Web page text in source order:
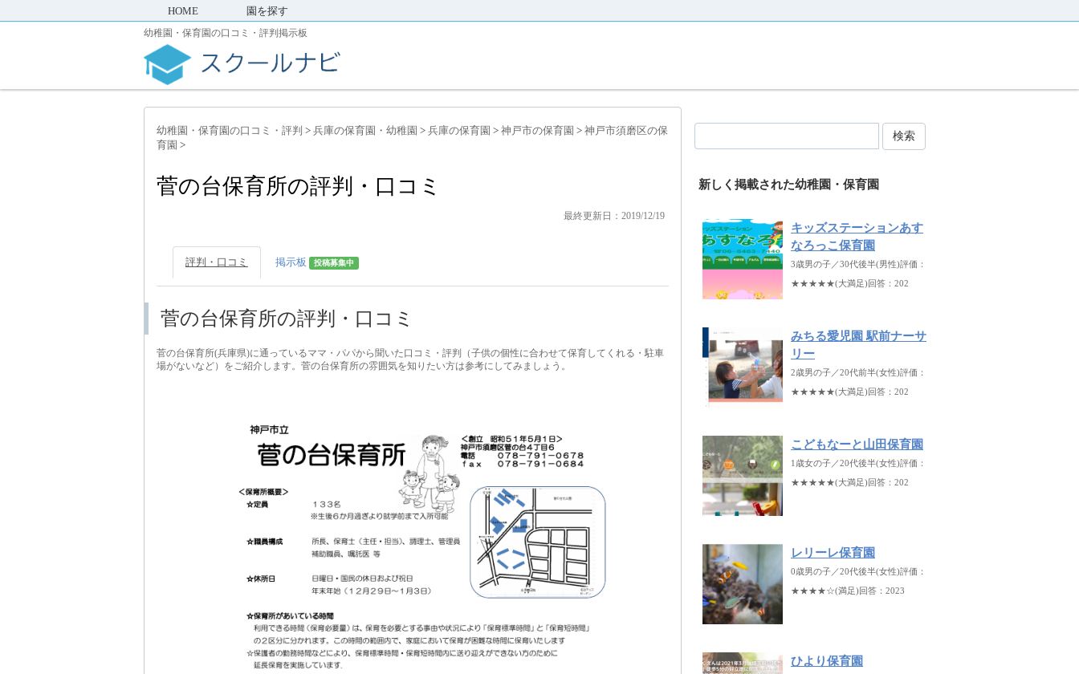
HOME 園を探す
幼稚園・保育園の口コミ・評判掲示板
幼稚園・保育園の口コミ・評判 > 兵庫の保育園・幼稚園 > 兵庫の保育園 > 神戸市の保育園 > 神戸市須磨区の保
育園 >
菅の台保育所の評判・口コミ
最終更新日：2019/12/19
評判・口コミ 掲示板 投稿募集中
菅の台保育所の評判・口コミ
菅の台保育所(兵庫県)に通っているママ・パパから聞いた口コミ・評判（子供の個性に合わせて保育してくれる・駐車
場がないなど）をご紹介します。菅の台保育所の雰囲気を知りたい方は参考にしてみましょう。
検索
新しく掲載された幼稚園・保育園
キッズステーションあす
なろっこ保育園
3歳男の子／30代後半(男性)評価：
★★★★★(大満足)回答：202
みちる愛児園 駅前ナーサ
リー
2歳男の子／20代前半(女性)評価：
★★★★★(大満足)回答：202
こどもなーと山田保育園
1歳女の子／20代後半(女性)評価：
★★★★★(大満足)回答：202
レリーレ保育園
0歳男の子／20代後半(女性)評価：
★★★★☆(満足)回答：2023
ひより保育園